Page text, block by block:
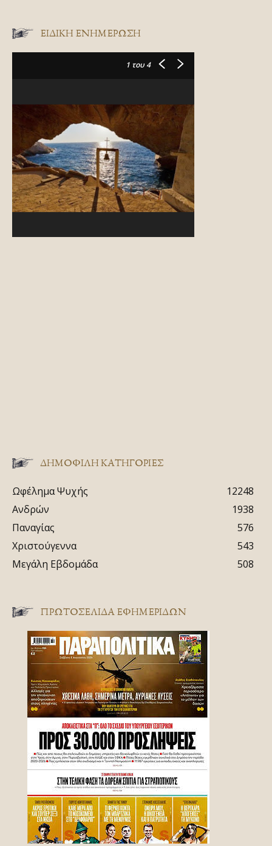
ΕΙΔΙΚΉ ΕΝΗΜΈΡΩΣΗ
1 του 4
ΔΗΜΟΦΙΛΗ ΚΑΤΗΓΟΡΙΕΣ
Ωφέλημα Ψυχής
12248
Ανδρών
1938
Παναγίας
576
Χριστούγεννα
543
Μεγάλη Εβδομάδα
508
ΠΡΩΤΟΣΈΛΙΔΑ ΕΦΗΜΕΡΊΔΩΝ